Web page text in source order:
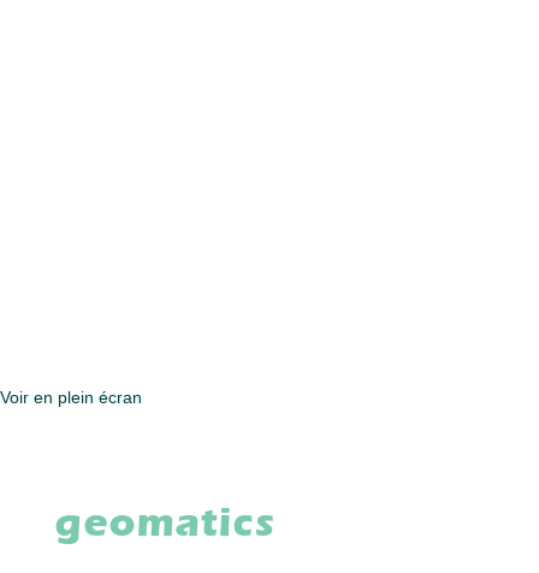
Voir en plein écran
geomatics